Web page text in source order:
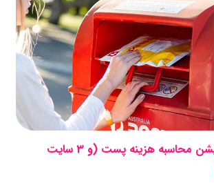
3 بهترین اپلیکیشن محاسبه هزینه پست (و 3 سایت